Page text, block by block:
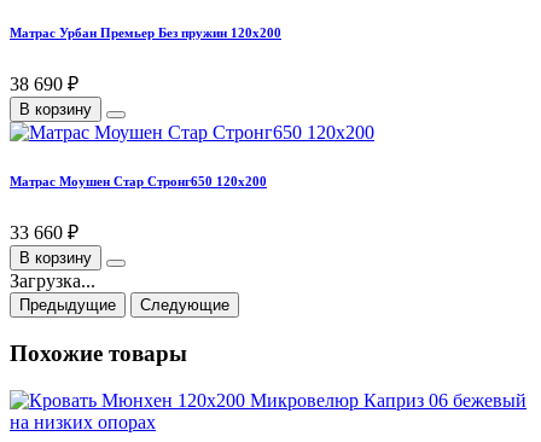
Матрас Урбан Премьер Без пружин 120х200
38 690 ₽
В корзину
Матрас Моушен Стар Стронг650 120х200
33 660 ₽
В корзину
Загрузка...
Предыдущие Следующие
Похожие товары